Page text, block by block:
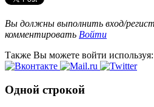
Вы должны выполнить вход/
комментировать Войти
Также Вы можете войти используя:
Одной строкой